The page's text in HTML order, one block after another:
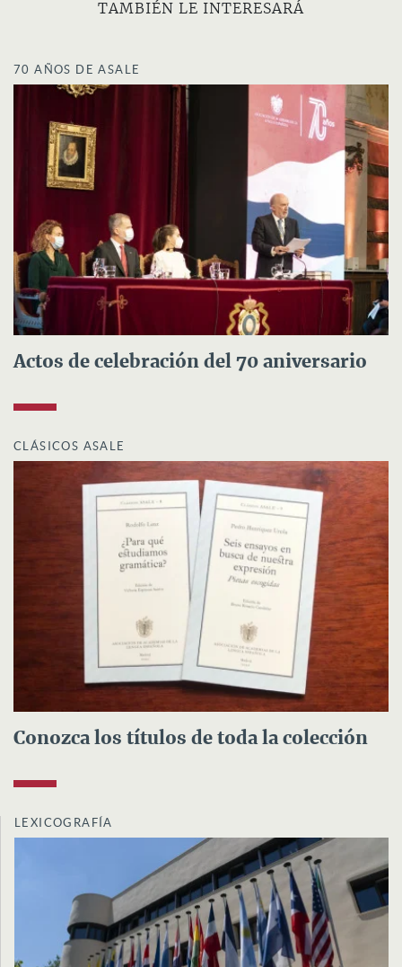
TAMBIÉN LE INTERESARÁ
70 AÑOS DE ASALE
Actos de celebración del 70 aniversario
CLÁSICOS ASALE
Conozca los títulos de toda la colección
LEXICOGRAFÍA